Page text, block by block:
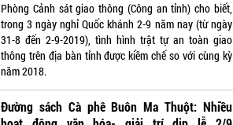
Phòng Cảnh sát giao thông (Công an tỉnh) cho biết,
trong 3 ngày nghỉ Quốc khánh 2-9 năm nay (từ ngày
31-8 đến 2-9-2019), tình hình trật tự an toàn giao
thông trên địa bàn tỉnh được kiềm chế so với cùng kỳ
năm 2018.
Đường sách Cà phê Buôn Ma Thuột: Nhiều